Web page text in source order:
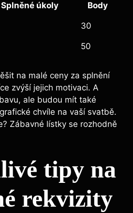
Splněné úkoly Body
30
50
na malé ceny za⁢ splnění
zvýší ‌jejich motivaci. A
ale budou​ mít také
chvíle​ na vaší svatbě.
Zábavné ⁢lístky se rozhodně
tipy na
rekvizity